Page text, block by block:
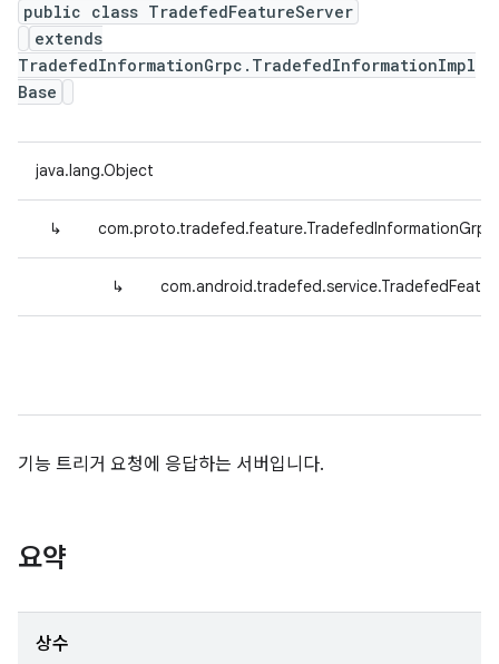
public class TradefedFeatureServer
extends
TradefedInformationGrpc.TradefedInformationImpl
Base
java.lang.Object
↳
↳
기능 트리거 요청에 응답하는 서버입니다.
요약
상수